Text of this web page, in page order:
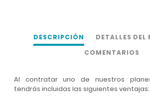
DESCRIPCIÓN
DETALLES DEL
COMENTARIOS
Al contratar uno de nuestros
tendrás incluidas las siguientes ventajas: